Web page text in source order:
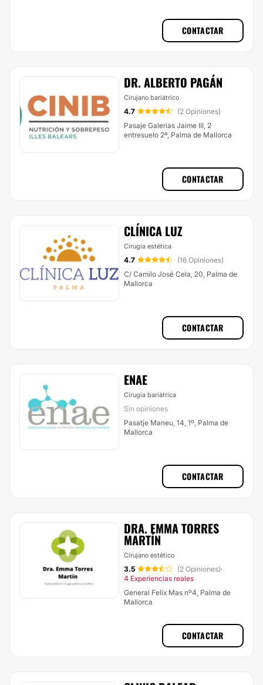
CONTACTAR
DR. ALBERTO PAGÁN
Cirujano bariátrico
4.7
(2 Opiniones)
Pasaje Galerias Jaime III, 2
entresuelo 2ª, Palma de Mallorca
CONTACTAR
CLÍNICA LUZ
Cirugía estética
4.7
(16 Opiniones)
C/ Camilo José Cela, 20, Palma de
Mallorca
CONTACTAR
ENAE
Cirugía bariátrica
Sin opiniones
Pasatje Maneu, 14, 1º, Palma de
Mallorca
CONTACTAR
DRA. EMMA TORRES
MARTÍN
Cirujano estético
3.5 (2 Opiniones)·
4 Experiencias reales
General Felix Mas nº4, Palma de
Mallorca
CONTACTAR